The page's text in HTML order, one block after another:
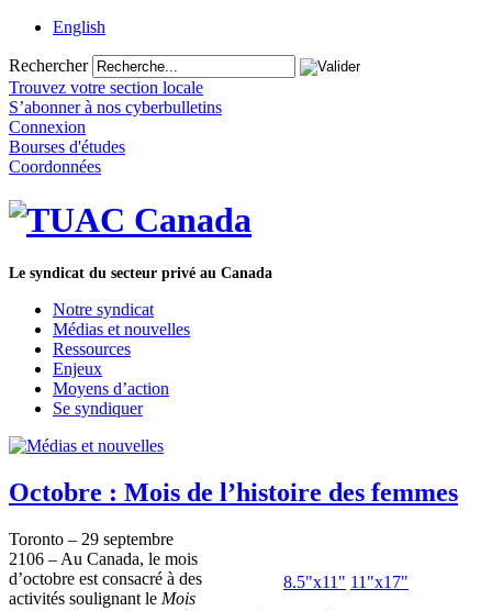
English
Rechercher
Trouvez votre section locale
S’abonner à nos cyberbulletins
Connexion
Bourses d'études
Coordonnées
Le syndicat du secteur privé au Canada
Notre syndicat
Médias et nouvelles
Ressources
Enjeux
Moyens d’action
Se syndiquer
Octobre : Mois de l’histoire des femmes
8.5"x11" 11"x17"
Toronto – 29 septembre
2106 – Au Canada, le mois
d’octobre est consacré à des
activités soulignant le Mois